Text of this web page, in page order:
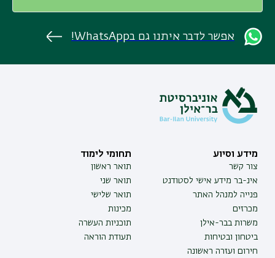
אפשר לדבר איתנו גם בWhatsApp!
מידע וסיוע
צור קשר
אינ-בר מידע אישי לסטודנט
פנייה למנהל האתר
מכרזים
משרות בבר-אילן
ביטחון ובטיחות
חירום ועזרה ראשונה
תחומי לימוד
תואר ראשון
תואר שני
תואר שלישי
מכינות
תוכניות העשרה
תעודת הוראה